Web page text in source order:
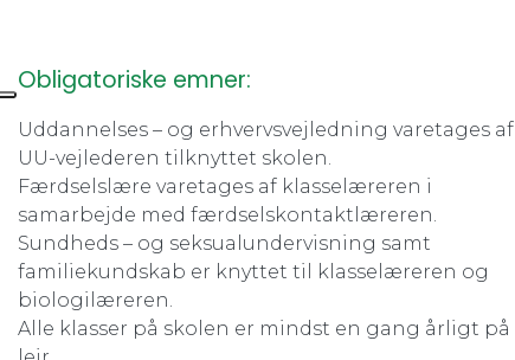
Obligatoriske emner:
Uddannelses – og erhvervsvejledning varetages af
UU-vejlederen tilknyttet skolen.
Færdselslære varetages af klasselæreren i
samarbejde med færdselskontaktlæreren.
Sundheds – og seksualundervisning samt
familiekundskab er knyttet til klasselæreren og
biologilæreren.
Alle klasser på skolen er mindst en gang årligt på